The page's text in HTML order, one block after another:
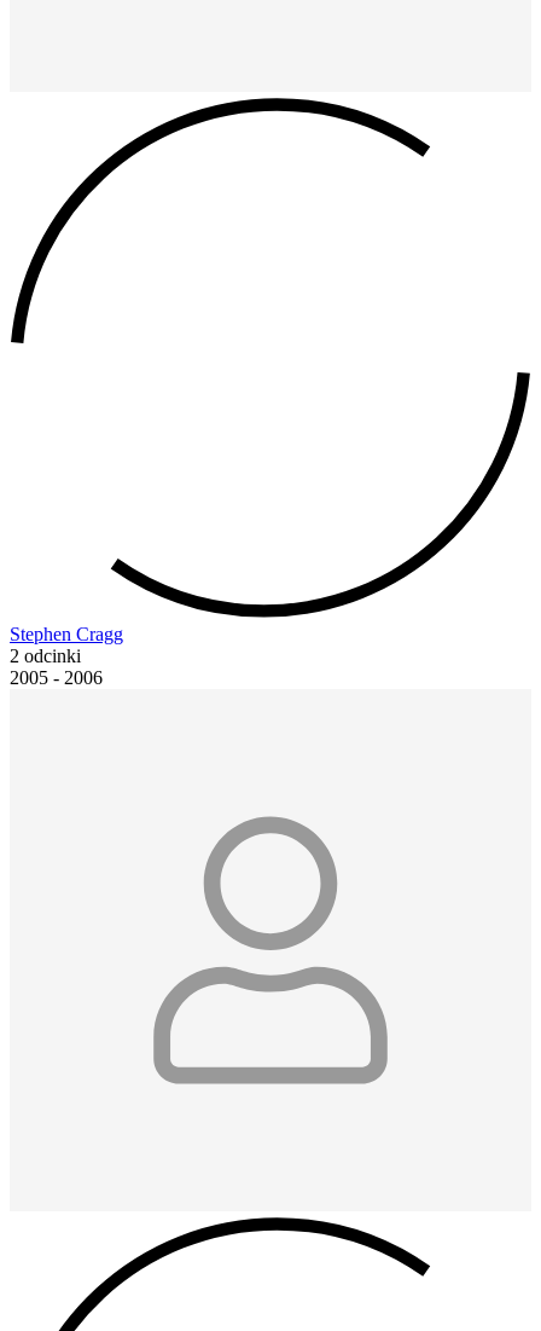
Stephen Cragg
2 odcinki
2005 - 2006